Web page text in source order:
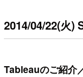
2014/04/22(火)
Tableauのご紹介